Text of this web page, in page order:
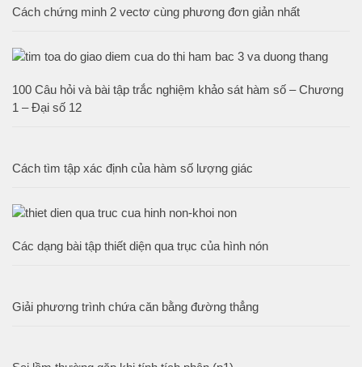
Cách chứng minh 2 vectơ cùng phương đơn giản nhất
100 Câu hỏi và bài tập trắc nghiệm khảo sát hàm số – Chương
1 – Đại số 12
Cách tìm tập xác định của hàm số lượng giác
Các dạng bài tập thiết diện qua trục của hình nón
Giải phương trình chứa căn bằng đường thẳng